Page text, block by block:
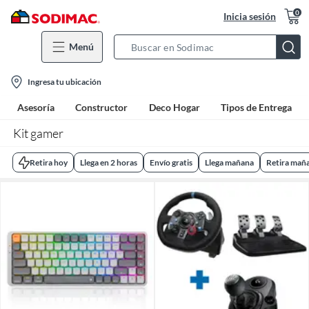
Inicia sesión 0
Menú
Bar
location-
icon
Ingresa tu ubicación
Asesoría Constructor Deco Hogar Tipos de Entrega
Kit gamer
Retira hoy Llega en 2 horas Envío gratis Llega mañana Retira